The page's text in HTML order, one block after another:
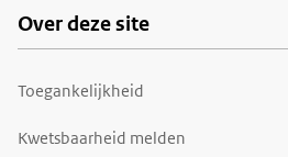
Over deze site
Toegankelijkheid
Kwetsbaarheid melden